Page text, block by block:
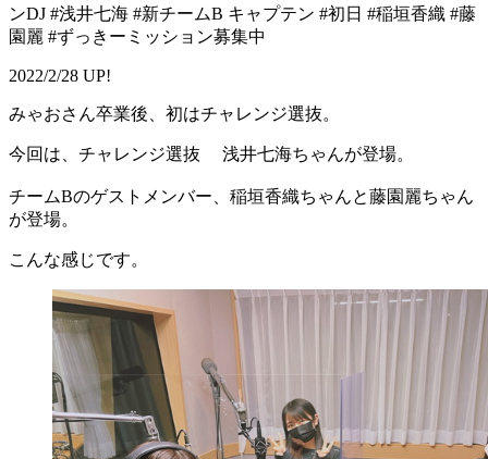
ンDJ #浅井七海 #新チームB キャプテン #初日 #稲垣香織 #藤
園麗 #ずっきーミッション募集中
2022/2/28 UP!
みゃおさん卒業後、初はチャレンジ選抜。
今回は、チャレンジ選抜 浅井七海ちゃんが登場。
チームBのゲストメンバー、稲垣香織ちゃんと藤園麗ちゃん
が登場。
こんな感じです。